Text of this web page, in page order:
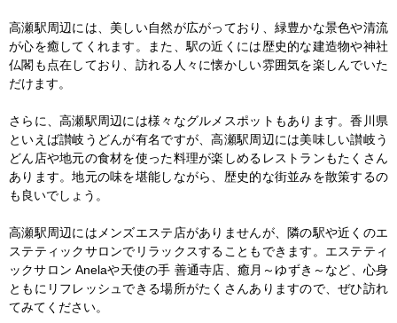
高瀬駅周辺には、美しい自然が広がっており、緑豊かな景色や清流
が心を癒してくれます。また、駅の近くには歴史的な建造物や神社
仏閣も点在しており、訪れる人々に懐かしい雰囲気を楽しんでいた
だけます。
さらに、高瀬駅周辺には様々なグルメスポットもあります。香川県
といえば讃岐うどんが有名ですが、高瀬駅周辺には美味しい讃岐う
どん店や地元の食材を使った料理が楽しめるレストランもたくさん
あります。地元の味を堪能しながら、歴史的な街並みを散策するの
も良いでしょう。
高瀬駅周辺にはメンズエステ店がありませんが、隣の駅や近くのエ
ステティックサロンでリラックスすることもできます。エステティ
ックサロン Anelaや天使の手 善通寺店、癒月～ゆずき～など、心身
ともにリフレッシュできる場所がたくさんありますので、ぜひ訪れ
てみてください。